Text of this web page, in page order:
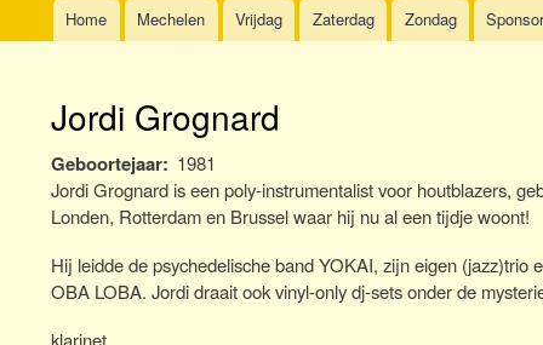
MainHome Mechelen Vrijdag Zaterdag Zondag
Jordi Grognard
Geboortejaar
1981
Jordi Grognard is een poly-instrumentalist voor houtblazers,
Londen, Rotterdam en Brussel waar hij nu al een tijdje woont!
Hij leidde de psychedelische band YOKAI, zijn eigen
OBA LOBA. Jordi draait ook vinyl-only dj-sets onder de
klarinet